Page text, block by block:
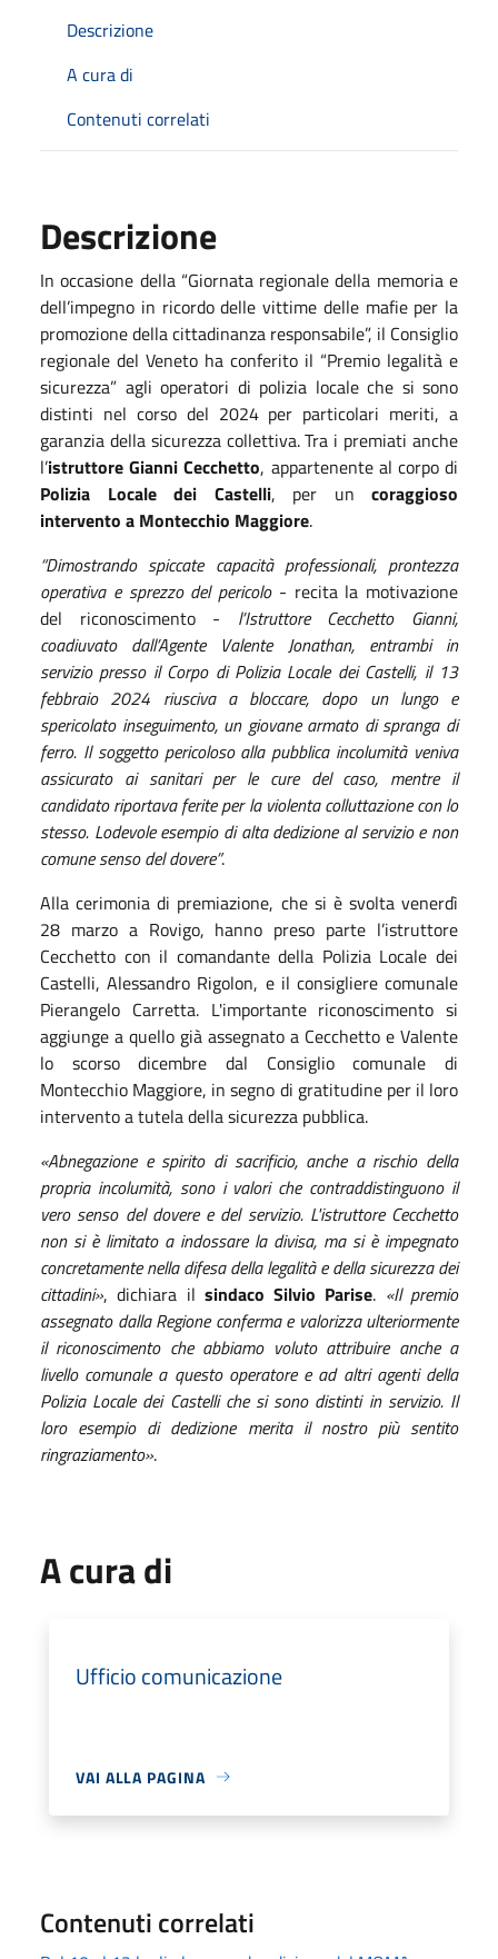
Descrizione
A cura di
Contenuti correlati
Descrizione
In occasione della “Giornata regionale della memoria e
dell’impegno in ricordo delle vittime delle mafie per la
promozione della cittadinanza responsabile”, il Consiglio
regionale del Veneto ha conferito il “Premio legalità e
sicurezza” agli operatori di polizia locale che si sono
distinti nel corso del 2024 per particolari meriti, a
garanzia della sicurezza collettiva. Tra i premiati anche
l’istruttore Gianni Cecchetto, appartenente al corpo di
Polizia Locale dei Castelli, per un coraggioso
intervento a Montecchio Maggiore.
“Dimostrando spiccate capacità professionali, prontezza
operativa e sprezzo del pericolo- recita la motivazione
del riconoscimento - l’Istruttore Cecchetto Gianni,
coadiuvato dall’Agente Valente Jonathan, entrambi in
servizio presso il Corpo di Polizia Locale dei Castelli, il 13
febbraio 2024 riusciva a bloccare, dopo un lungo e
spericolato inseguimento, un giovane armato di spranga di
ferro. Il soggetto pericoloso alla pubblica incolumità veniva
assicurato ai sanitari per le cure del caso, mentre il
candidato riportava ferite per la violenta colluttazione con lo
stesso. Lodevole esempio di alta dedizione al servizio e non
comune senso del dovere”.
Alla cerimonia di premiazione, che si è svolta venerdì
28 marzo a Rovigo, hanno preso parte l’istruttore
Cecchetto con il comandante della Polizia Locale dei
Castelli, Alessandro Rigolon, e il consigliere comunale
Pierangelo Carretta. L'importante riconoscimento si
aggiunge a quello già assegnato a Cecchetto e Valente
lo scorso dicembre dal Consiglio comunale di
Montecchio Maggiore, in segno di gratitudine per il loro
intervento a tutela della sicurezza pubblica.
«Abnegazione e spirito di sacrificio, anche a rischio della
propria incolumità, sono i valori che contraddistinguono il
vero senso del dovere e del servizio. L'istruttore Cecchetto
non si è limitato a indossare la divisa, ma si è impegnato
concretamente nella difesa della legalità e della sicurezza dei
cittadini», dichiara il sindaco Silvio Parise. «Il premio
assegnato dalla Regione conferma e valorizza ulteriormente
il riconoscimento che abbiamo voluto attribuire anche a
livello comunale a questo operatore e ad altri agenti della
Polizia Locale dei Castelli che si sono distinti in servizio. Il
loro esempio di dedizione merita il nostro più sentito
ringraziamento».
A cura di
Ufficio comunicazione
VAI ALLA PAGINA
Contenuti correlati